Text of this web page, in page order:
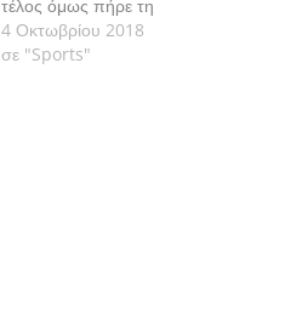
τέλος όμως πήρε τη
νίκη απέναντι στον
Alex De Minaur και
4 Οκτωβρίου 2018
σε "Sports"